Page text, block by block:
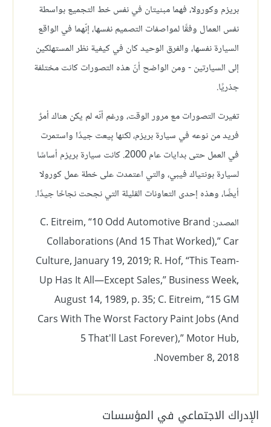
بريزم وكورولا، فهما مبنيتان في نفس خط التجميع بواسطة
نفس العمال وفقًا لمواصفات التصميم نفسها، إنّهما في الواقع
السيارة نفسها، والفرق الوحيد كان في كيفية نظر المستهلكين
إلى السيارتين - ومن الواضح أنّ هذه التصورات كانت مختلفة
جذريًا.
تغيرت التصورات مع مرور الوقت، ورغم أنّه لم يكن هناك أمرٌ
فريد من نوعه في سيارة بريزم، لكنها بِيعت جيدًا واستمرت
في العمل حتى بدايات عام 2000. كانت سيارة بريزم أساسًا
لسيارة بونتياك فيبي، والتي اعتمدت على خطة عمل كورولا
أيضًا، وهذه إحدى التعاونات القليلة التي نجحت نجاحًا جيدًا.
المصدر: C. Eitreim, “10 Odd Automotive Brand
Collaborations (And 15 That Worked),” Car
Culture, January 19, 2019; R. Hof, “This Team-
Up Has It All—Except Sales,” Business Week,
August 14, 1989, p. 35; C. Eitreim, “15 GM
Cars With The Worst Factory Paint Jobs (And
5 That'll Last Forever),” Motor Hub,
November 8, 2018.
الإدراك الاجتماعي في المؤسسات